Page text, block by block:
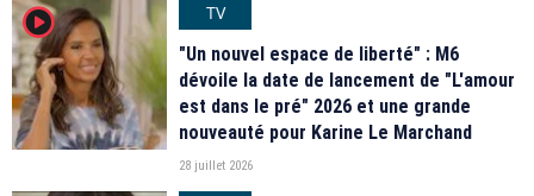
player2
TV
"Un nouvel espace de liberté" : M6
dévoile la date de lancement de "L'amour
est dans le pré" 2026 et une grande
nouveauté pour Karine Le Marchand
28 juillet 2026